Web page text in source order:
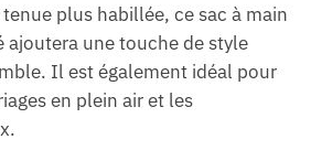
plus habillée, ce sac à main
ajoutera une touche de style
Il est également idéal pour
en plein air et les